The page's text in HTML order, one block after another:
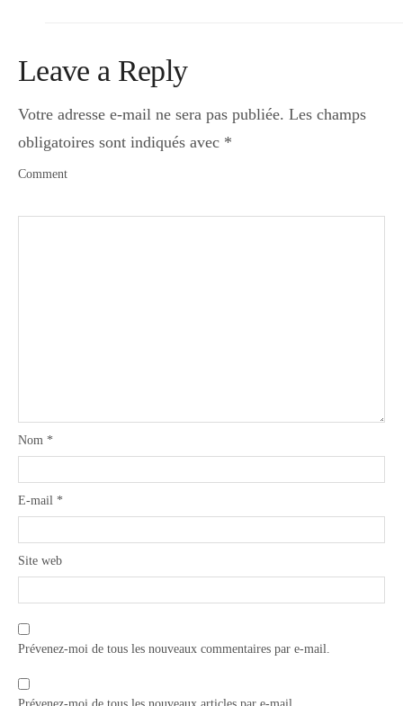
Leave a Reply
Votre adresse e-mail ne sera pas publiée. Les champs
obligatoires sont indiqués avec *
Comment
Nom *
E-mail *
Site web
Prévenez-moi de tous les nouveaux commentaires par e-mail.